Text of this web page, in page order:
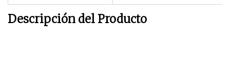
Descripción del Producto